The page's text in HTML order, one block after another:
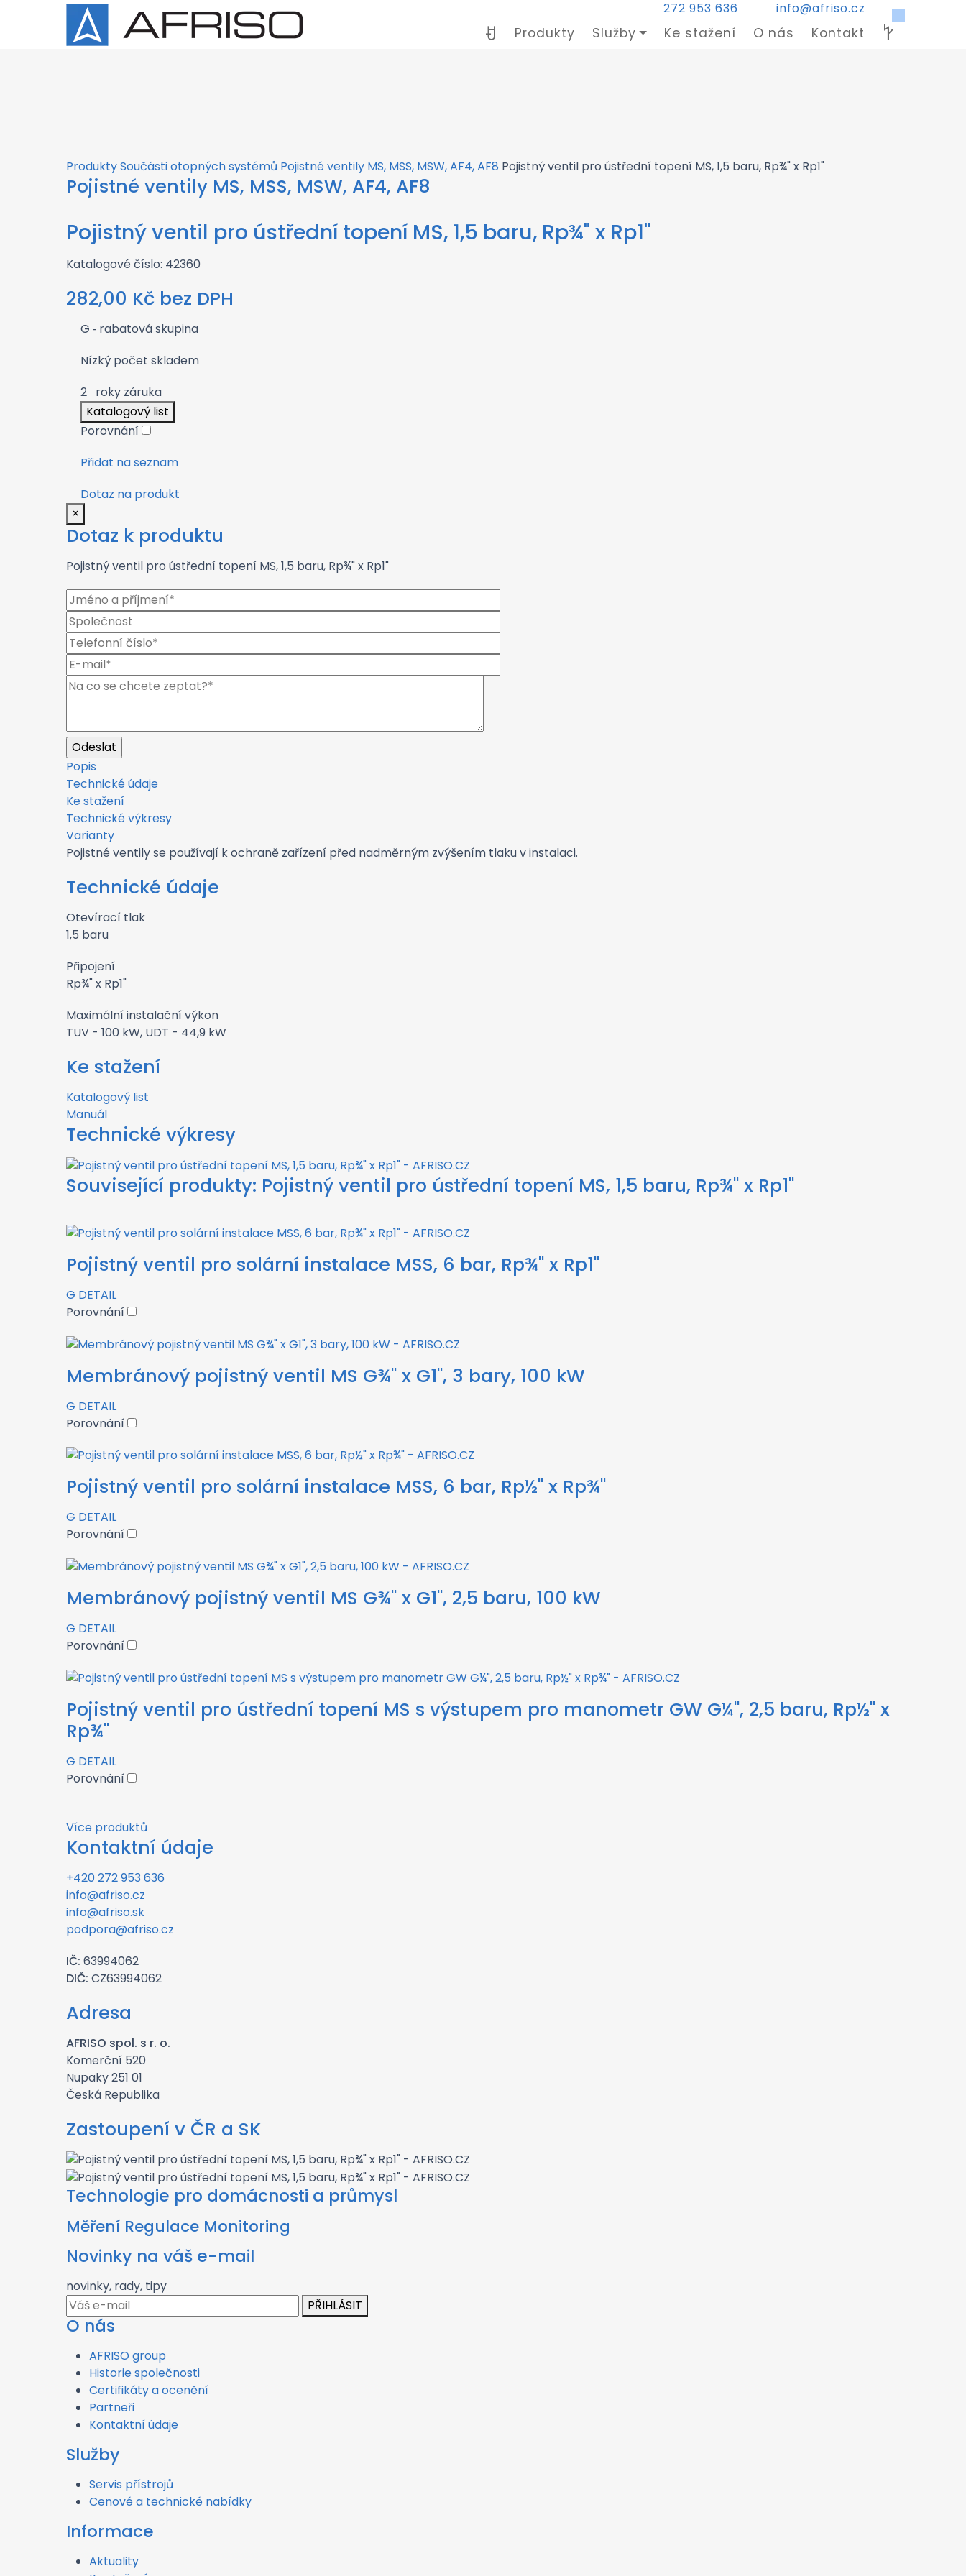
272 953 636 info@afriso.cz
Produkty Služby Ke stažení O nás Kontakt
ProduktySoučásti otopných systémů Pojistné ventily MS, MSS, MSW, AF4, AF8 Pojistný ventil pro ústřední topení MS, 1,5 baru, Rp¾" x Rp1"
Pojistné ventily MS, MSS, MSW, AF4, AF8
Pojistný ventil pro ústřední topení MS, 1,5 baru, Rp¾" x Rp1"
Katalogové číslo: 42360
282,00 Kč bez DPH
G ‑ rabatová skupina
Nízký počet skladem
2 roky záruka
Katalogový list
Porovnání
Přidat na seznam
Dotaz na produkt
×
Dotaz k produktu
Pojistný ventil pro ústřední topení MS, 1,5 baru, Rp¾" x Rp1"
Popis
Technické údaje
Ke stažení
Technické výkresy
Varianty
Pojistné ventily se používají k ochraně zařízení před nadměrným zvýšením tlaku v instalaci.
Technické údaje
Otevírací tlak
1,5 baru
Připojení
Rp¾" x Rp1"
Maximální instalační výkon
TUV - 100 kW, UDT - 44,9 kW
Ke stažení
Katalogový list
Manuál
Technické výkresy
Související produkty: Pojistný ventil pro ústřední topení MS, 1,5 baru, Rp¾" x Rp1"
Pojistný ventil pro solární instalace MSS, 6 bar, Rp¾" x Rp1"
G DETAIL
Porovnání
Membránový pojistný ventil MS G¾" x G1", 3 bary, 100 kW
G DETAIL
Porovnání
Pojistný ventil pro solární instalace MSS, 6 bar, Rp½" x Rp¾"
G DETAIL
Porovnání
Membránový pojistný ventil MS G¾" x G1", 2,5 baru, 100 kW
G DETAIL
Porovnání
Pojistný ventil pro ústřední topení MS s výstupem pro manometr GW G¼", 2,5 baru, Rp½" x
Rp¾"
G DETAIL
Porovnání
Více produktů
Kontaktní údaje
+420 272 953 636
info@afriso.cz
info@afriso.sk
podpora@afriso.cz
IČ: 63994062
DIČ: CZ63994062
Adresa
AFRISO spol. s r. o.
Komerční 520
Nupaky 251 01
Česká Republika
Zastoupení v ČR a SK
Technologie pro domácnosti a průmysl
Měření Regulace Monitoring
Novinky na váš e-mail
novinky, rady, tipy
PŘIHLÁSIT
O nás
AFRISO group
Historie společnosti
Certifikáty a ocenění
Partneři
Kontaktní údaje
Služby
Servis přístrojů
Cenové a technické nabídky
Informace
Aktuality